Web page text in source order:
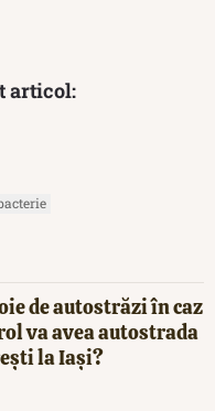
articol:
de autostrăzi în caz
va avea autostrada
la Iași?